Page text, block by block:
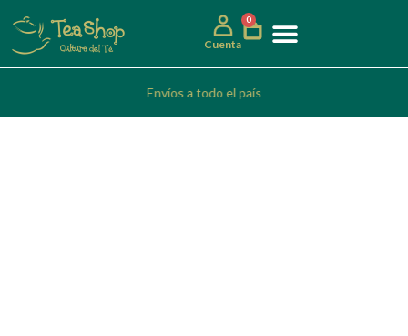
Cuenta
0
Envíos a todo el país